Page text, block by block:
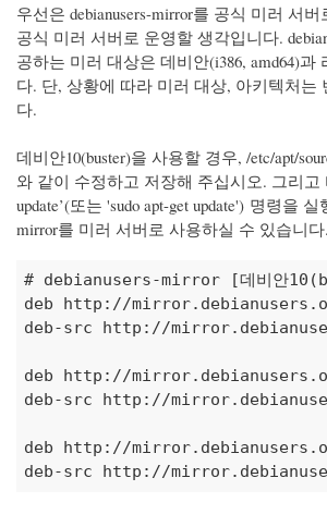
우선은 debianusers-mirror를 공식 미러 서
공식 미러 서버로 운영할 생각입니다.
공하는 미러 대상은 데비안(i386, amd64)과
다. 단, 상황에 따라 미러 대상, 아키텍처는
다.
데비안10(buster)을 사용할 경우, /etc/apt/
와 같이 수정하고 저장해 주십시오. 그리고
update’(또는 'sudo apt-get update') 명령을 실
mirror를 미러 서버로 사용하실 수 있습니다.
# debianusers-mirror [데비안
deb http://
deb-src http://
deb http://
deb-src http://
deb http://
deb-src http://